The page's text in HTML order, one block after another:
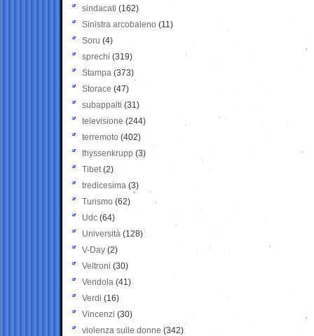
sindacati (162)
Sinistra arcobaleno (11)
Soru (4)
sprechi (319)
Stampa (373)
Storace (47)
subappalti (31)
televisione(244)
terremoto (402)
thyssenkrupp (3)
Tibet(2)
tredicesima (3)
Turismo (62)
Udc (64)
Università (128)
V-Day (2)
Veltroni (30)
Vendola (41)
Verdi (16)
Vincenzi (30)
violenza sulle donne (342)